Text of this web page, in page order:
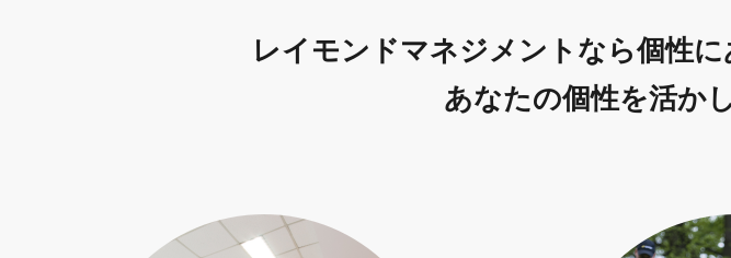
レイモンドマネジメントなら個性に
あなたの個性を活か